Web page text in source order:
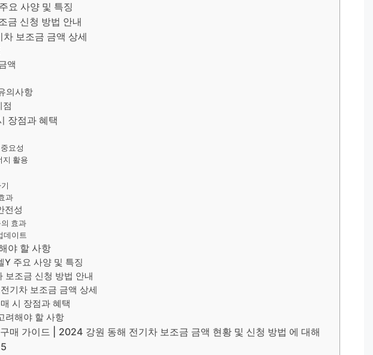
요 사양 및 특징
금 신청 방법 안내
보조금 금액 상세
액
의사항
점
장점과 혜택
요성
지 활용
과
전성
효과
데이트
야 할 사항
Y 주요 사양 및 특징
보조금 신청 방법 안내
기차 보조금 금액 상세
시 장점과 혜택
려해야 할 사항
매 가이드 | 2024 강원 동해 전기차 보조금 금액 현황 및 신청 방법 에 대해